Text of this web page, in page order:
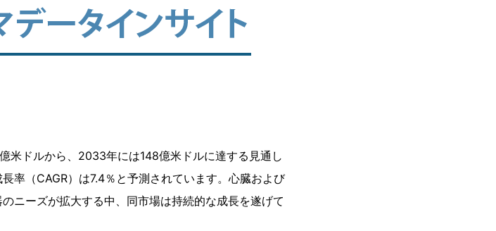
米ドルから、2033年には148億米ドルに達する見通し
率（CAGR）は7.4％と予測されています。心臓および
ニーズが拡大する中、同市場は持続的な成長を遂げて